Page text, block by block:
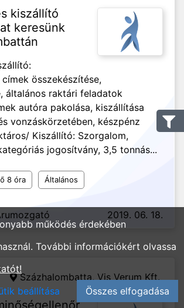
kiszállító
keresünk
címek összekészítése,
általános raktári feladatok
autóra pakolása, kiszállítása
vonzáskörzetében, készpénz
Kiszállító: Szorgalom,
jogosítvány, 3,5 tonnás...
8 óra Általános
2019. 06. 18.
Százhalombatta,Vis Verum Kft.
működés érdekében
További információkért olvassa
beállítása
Összes elfogadása